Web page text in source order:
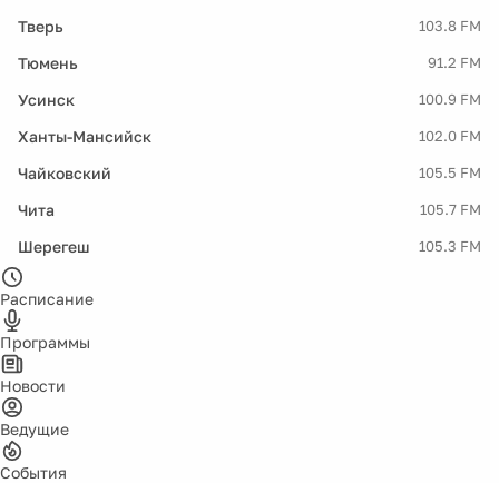
Тверь 103.8 FM
Тюмень 91.2 FM
Усинск 100.9 FM
Ханты-Мансийск 102.0 FM
Чайковский 105.5 FM
Чита 105.7 FM
Шерегеш 105.3 FM
Расписание
Программы
Новости
Ведущие
События